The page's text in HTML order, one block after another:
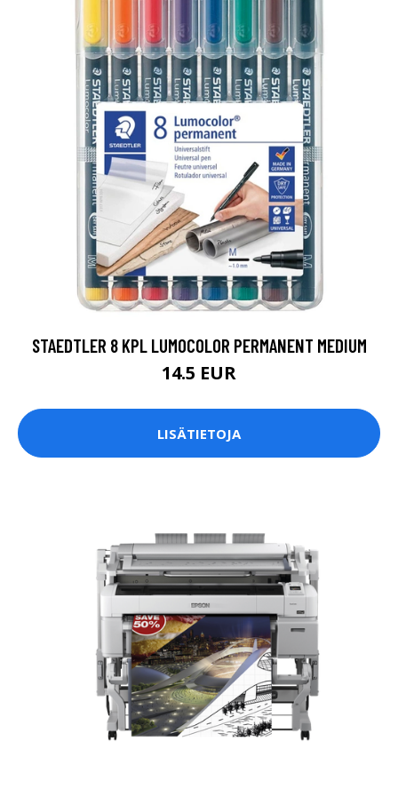
STAEDTLER 8 KPL LUMOCOLOR PERMANENT MEDIUM
14.5 EUR
LISÄTIETOJA